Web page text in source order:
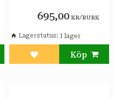
695,00 KR/BURK
Lägg till i favoriter
Lagerstatus